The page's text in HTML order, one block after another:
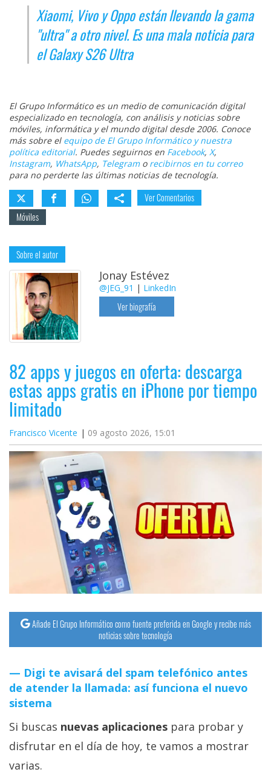
Xiaomi, Vivo y Oppo están llevando la gama
"ultra" a otro nivel. Es una mala noticia para
el Galaxy S26 Ultra
El Grupo Informático es un medio de comunicación digital
especializado en tecnología, con análisis y noticias sobre
móviles, informática y el mundo digital desde 2006. Conoce
más sobre el equipo de El Grupo Informático y nuestra
política editorial. Puedes seguirnos en Facebook, X,
Instagram, WhatsApp, Telegramo recibirnos en tu correo
para no perderte las últimas noticias de tecnología.
Ver Comentarios
Móviles
Sobre el autor
Jonay Estévez
@JEG_91 | LinkedIn
Ver biografía
82 apps y juegos en oferta: descarga
estas apps gratis en iPhone por tiempo
limitado
Francisco Vicente 09 agosto 2026, 15:01
Añade El Grupo Informático como fuente preferida en Google y recibe más
noticias sobre tecnología
Digi te avisará del spam telefónico antes
de atender la llamada: así funciona el nuevo
sistema
Si buscas nuevas aplicaciones para probar y
disfrutar en el día de hoy, te vamos a mostrar
varias.